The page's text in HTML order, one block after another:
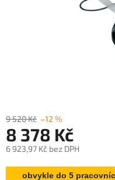
9 520 Kč –12 %
8 378 Kč
6 923,97 Kč bez DPH
Měrná
cena:obvykle do 5